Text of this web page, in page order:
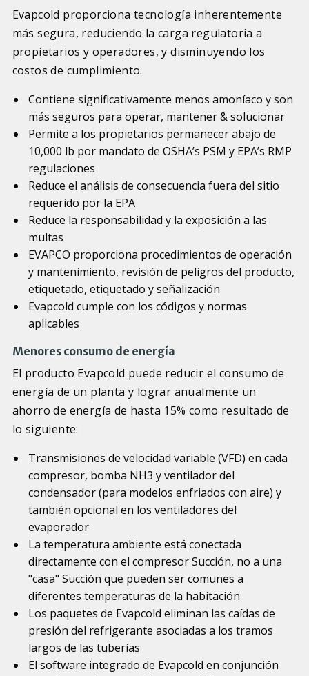
Evapcold proporciona tecnología inherentemente
más segura, reduciendo la carga regulatoria a
propietarios y operadores, y disminuyendo los
costos de cumplimiento.
Contiene significativamente menos amoníaco y son
más seguros para operar, mantener & solucionar
Permite a los propietarios permanecer abajo de
10,000 lb por mandato de OSHA’s PSM y EPA’s RMP
regulaciones
Reduce el análisis de consecuencia fuera del sitio
requerido por la EPA
Reduce la responsabilidad y la exposición a las
multas
EVAPCO proporciona procedimientos de operación
y mantenimiento, revisión de peligros del producto,
etiquetado, etiquetado y señalización
Evapcold cumple con los códigos y normas
aplicables
Menores consumo de energía
El producto Evapcold puede reducir el consumo de
energía de un planta y lograr anualmente un
ahorro de energía de hasta 15% como resultado de
lo siguiente:
Transmisiones de velocidad variable (VFD) en cada
compresor, bomba NH3 y ventilador del
condensador (para modelos enfriados con aire) y
también opcional en los ventiladores del
evaporador
La temperatura ambiente está conectada
directamente con el compresor Succión, no a una
"casa" Succión que pueden ser comunes a
diferentes temperaturas de la habitación
Los paquetes de Evapcold eliminan las caídas de
presión del refrigerante asociadas a los tramos
largos de las tuberías
El software integrado de Evapcold en conjunción